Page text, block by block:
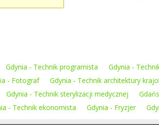
Gdynia - Technik programista Gdynia -
- Fotograf Gdynia - Technik architektury
Gdynia - Technik sterylizacji medycznej
- Technik ekonomista Gdynia - Fryzjer